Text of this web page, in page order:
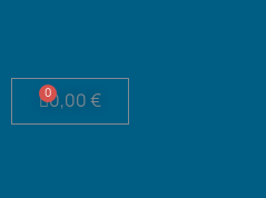
0,00 €